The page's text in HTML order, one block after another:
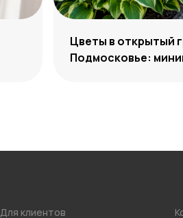
Цветы в открытый
Подмосковье:
Для клиентов